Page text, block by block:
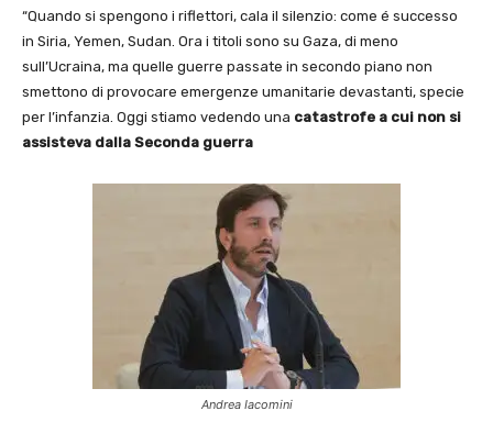
“Quando si spengono i riflettori, cala il silenzio: come é successo
in Siria, Yemen, Sudan. Ora i titoli sono su Gaza, di meno
sull’Ucraina, ma quelle guerre passate in secondo piano non
smettono di provocare emergenze umanitarie devastanti, specie
per l’infanzia. Oggi stiamo vedendo una catastrofe a cui non si
assisteva dalla Seconda guerra
Andrea Iacomini